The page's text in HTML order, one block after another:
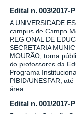
Edital n. 003/2017-
A UNIVERSIDADE
campus de Campo
REGIONAL DE
SECRETARIA
MOURÃO, torna
de professores da
Programa
PIBID/UNESPAR,
área.
Edital n. 001/2017-